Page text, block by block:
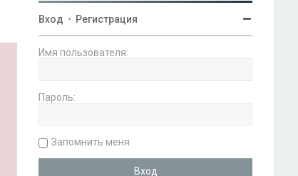
Вход • Регистрация
Имя пользователя:
Пароль:
Запомнить меня